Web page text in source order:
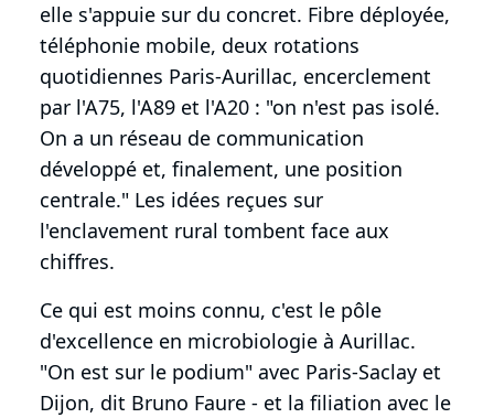
elle s'appuie sur du concret. Fibre déployée,
téléphonie mobile, deux rotations
quotidiennes Paris-Aurillac, encerclement
par l'A75, l'A89 et l'A20 : "on n'est pas isolé.
On a un réseau de communication
développé et, finalement, une position
centrale." Les idées reçues sur
l'enclavement rural tombent face aux
chiffres.
Ce qui est moins connu, c'est le pôle
d'excellence en microbiologie à Aurillac.
"On est sur le podium" avec Paris-Saclay et
Dijon, dit Bruno Faure - et la filiation avec le